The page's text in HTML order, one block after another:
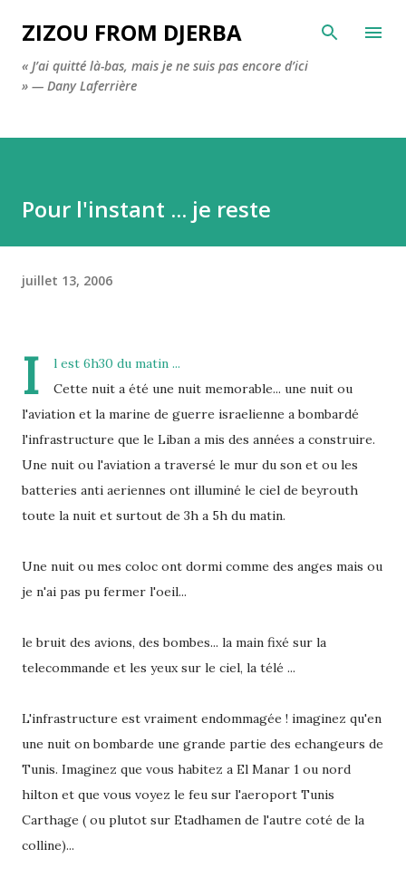
Accéder au contenu principal
ZIZOU FROM DJERBA
« J’ai quitté là-bas, mais je ne suis pas encore d’ici
» — Dany Laferrière
Pour l'instant ... je reste
juillet 13, 2006
I
l est 6h30 du matin ...
Cette nuit a été une nuit memorable... une nuit ou
l'aviation et la marine de guerre israelienne a bombardé
l'infrastructure que le Liban a mis des années a construire.
Une nuit ou l'aviation a traversé le mur du son et ou les
batteries anti aeriennes ont illuminé le ciel de beyrouth
toute la nuit et surtout de 3h a 5h du matin.
Une nuit ou mes coloc ont dormi comme des anges mais ou
je n'ai pas pu fermer l'oeil...
le bruit des avions, des bombes... la main fixé sur la
telecommande et les yeux sur le ciel, la télé ...
L'infrastructure est vraiment endommagée ! imaginez qu'en
une nuit on bombarde une grande partie des echangeurs de
Tunis. Imaginez que vous habitez a El Manar 1 ou nord
hilton et que vous voyez le feu sur l'aeroport Tunis
Carthage ( ou plutot sur Etadhamen de l'autre coté de la
colline)...